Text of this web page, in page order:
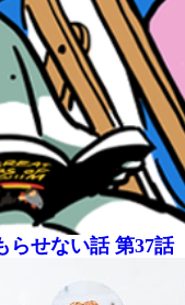
せない話 第37話